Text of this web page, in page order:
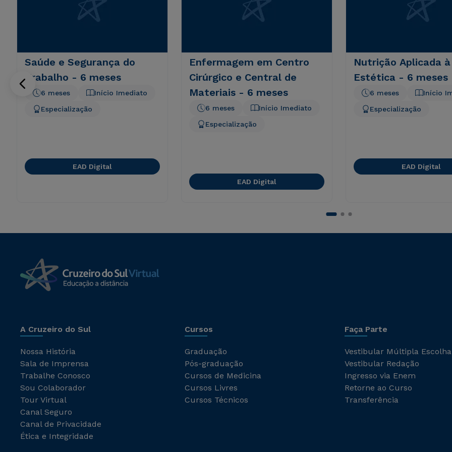
Saúde e Segurança do
Trabalho - 6 meses
Início Imediato
6 meses
Especialização
EAD Digital
Enfermagem em Centro
Cirúrgico e Central de
Materiais - 6 meses
Início Imediato
6 meses
Especialização
EAD Digital
Nutrição Aplicada à
Estética - 6 meses
Início
6 meses
Especialização
EAD Digital
A Cruzeiro do Sul
Nossa História
Sala de Imprensa
Trabalhe Conosco
Sou Colaborador
Tour Virtual
Canal Seguro
Canal de Privacidade
Ética e Integridade
Cursos
Graduação
Pós-graduação
Cursos de Medicina
Cursos Livres
Cursos Técnicos
Faça Parte
Vestibular Múltipla Escolha
Vestibular Redação
Ingresso via Enem
Retorne ao Curso
Transferência